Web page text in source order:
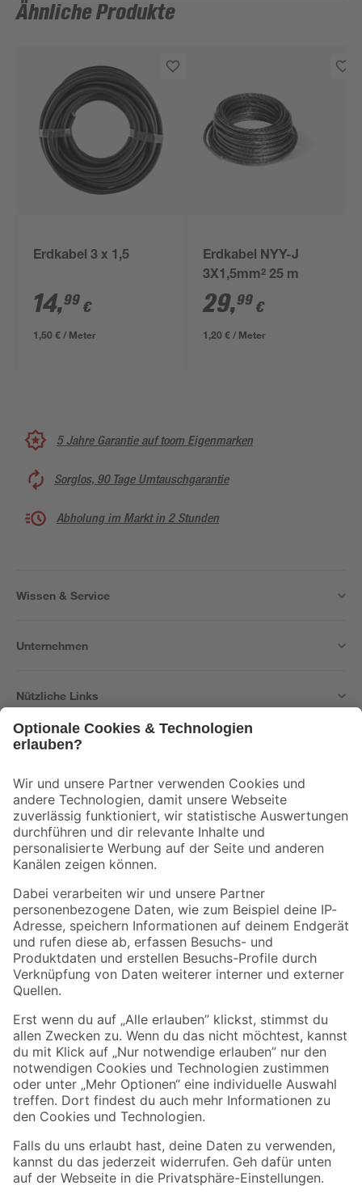
Ähnliche Produkte
Erdkabel 3 x 1,5
14,99 €
1,50 € / Meter
Erdkabel NYY-J
3X1,5mm² 25 m
29,99 €
1,20 € / Meter
5 Jahre Garantie auf toom Eigenmarken
Sorglos, 90 Tage Umtauschgarantie
Abholung im Markt in 2 Stunden
Wissen & Service
Unternehmen
Nützliche Links
Der toom Newsletter: Keine Angebote und Aktionen mehr verpassen!
Zur Newsletter Anmeldung
Folge uns
Zahlungsarten Versandarten
Sicher einkaufen
Jetzt die toom-App herunterladen
Alle Preisangaben in EUR inkl. gesetzl. MwSt.. Die dargestellten Angebote sind unter
Umständen nicht in allen Märkten verfügbar. Die angegebenen Verfügbarkeiten beziehen